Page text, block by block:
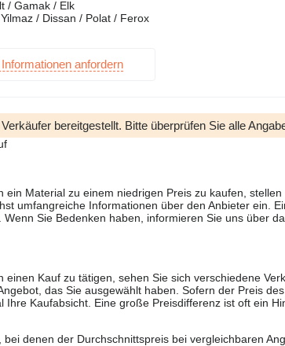
/ Gamak / Elk
/ Dissan / Polat / Ferox
anfordern
bereitgestellt. Bitte überprüfen Sie alle
ein Material zu einem niedrigen Preis zu kaufen,
umfangreiche Informationen über den Anbieter ein.
Sie Bedenken haben, informieren Sie uns über
einen Kauf zu tätigen, sehen Sie sich verschiedene
das Sie ausgewählt haben. Sofern der Preis
Ihre Kaufabsicht. Eine große Preisdifferenz ist oft ein
denen der Durchschnittspreis bei vergleichbaren